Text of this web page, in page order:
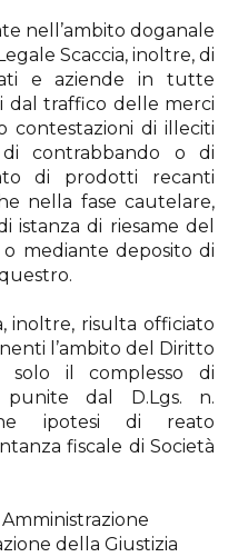
nell’ambito doganale
Scaccia, inoltre, di
e aziende in tutte
dal traffico delle merci
contestazioni di illeciti
contrabbando o di
di prodotti recanti
nella fase cautelare,
istanza di riesame del
mediante deposito di
inoltre, risulta officiato
l’ambito del Diritto
solo il complesso di
dal D.Lgs. n.
ipotesi di reato
fiscale di Società
della Giustizia